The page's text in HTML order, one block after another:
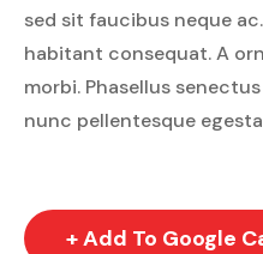
sed sit faucibus neque
habitant consequat. A
morbi. Phasellus
nunc pellentesque
+ Add To Google